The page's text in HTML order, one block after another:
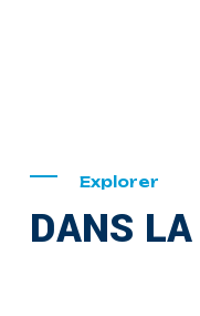
Explorer
DANS